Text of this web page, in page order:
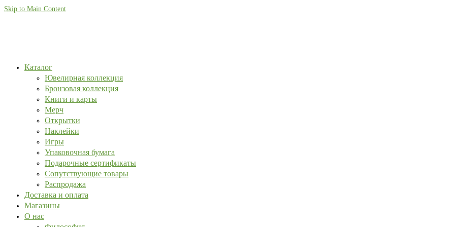
Skip to Main Content
Каталог
Ювелирная коллекция
Бронзовая коллекция
Книги и карты
Мерч
Открытки
Наклейки
Игры
Упаковочная бумага
Подарочные сертификаты
Сопутствующие товары
Распродажа
Доставка и оплата
Магазины
О нас